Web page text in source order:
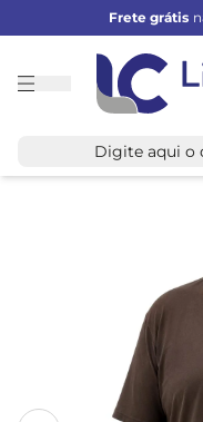
Frete grátis
Linha